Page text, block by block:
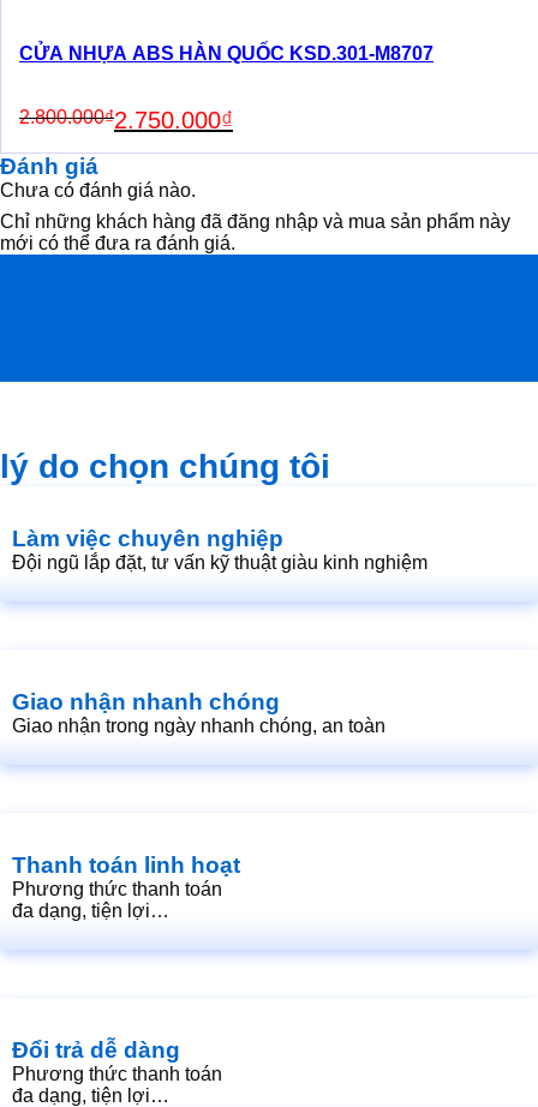
CỬA NHỰA ABS HÀN QUỐC KSD.301-M8707
2.800.000₫
price
was:
2.750.000₫
price
is:
Đánh giá
Chưa có đánh giá nào.
Chỉ những khách hàng đã đăng nhập và mua sản phẩm này
mới có thể đưa ra đánh giá.
lý do chọn chúng tôi
Làm việc chuyên nghiệp
Đội ngũ lắp đặt, tư vấn kỹ thuật giàu kinh nghiệm
Giao nhận nhanh chóng
Giao nhận trong ngày nhanh chóng, an toàn
Thanh toán linh hoạt
Phương thức thanh toán
đa dạng, tiện lợi…
Đổi trả dễ dàng
Phương thức thanh toán
đa dạng, tiện lợi…